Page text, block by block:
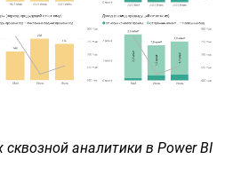
аналитики в Power BI